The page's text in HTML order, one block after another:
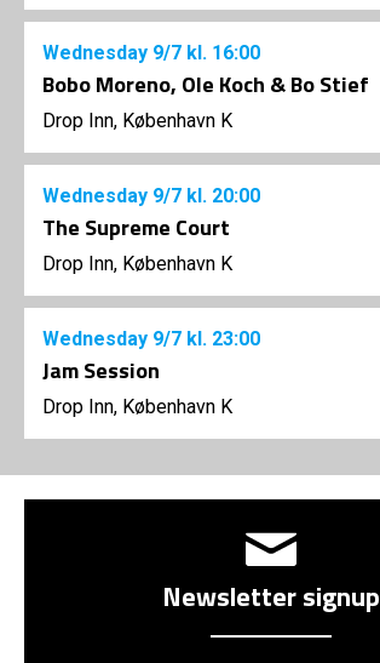
Wednesday 9/7 kl. 16:00
Bobo Moreno, Ole Koch & Bo Stief
Drop Inn, København K
Wednesday 9/7 kl. 20:00
The Supreme Court
Drop Inn, København K
Wednesday 9/7 kl. 23:00
Jam Session
Drop Inn, København K
Newsletter signup